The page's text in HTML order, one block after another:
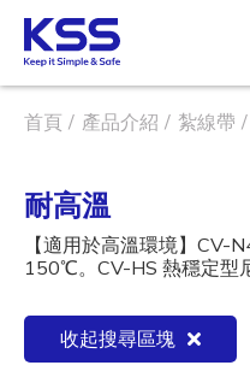
首頁 產品介紹 紮線帶
耐高溫
【適用於高溫環境】CV-
150℃。CV-HS 熱穩定型
收起搜尋區塊